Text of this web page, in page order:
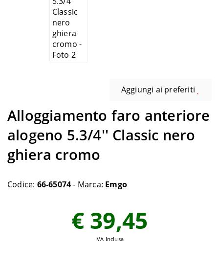
Aggiungi ai preferiti
Alloggiamento faro anteriore
alogeno 5.3/4'' Classic nero
ghiera cromo
Codice: 66-65074- Marca: Emgo
€ 39,45
IVA Inclusa